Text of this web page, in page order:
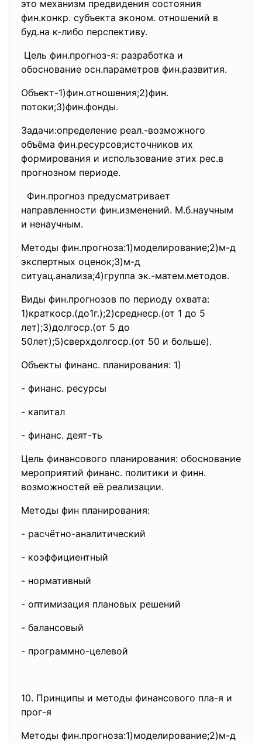
это механизм предвидения состояния
фин.конкр. субъекта эконом. отношений в
буд.на к-либо перспективу.
Цель фин.прогноз-я: разработка и
обоснование осн.параметров фин.развития.
Объект-1)фин.отношения;2)фин.
потоки;3)фин.фонды.
Задачи:определение реал.-возможного
объёма фин.ресурсов;источников их
формирования и использование этих рес.в
прогнозном периоде.
Фин.прогноз предусматривает
направленности фин.изменений. М.б.научным
и ненаучным.
Методы фин.прогноза:1)моделирование;2)м-д
экспертных оценок;3)м-д
ситуац.анализа;4)группа эк.-матем.методов.
Виды фин.прогнозов по периоду охвата:
1)краткоср.(до1г.);2)среднеср.(от 1 до 5
лет);3)долгоср.(от 5 до
50лет);5)сверхдолгоср.(от 50 и больше).
Объекты финанс. планирования: 1)
- финанс. ресурсы
- капитал
- финанс. деят-ть
Цель финансового планирования: обоснование
мероприятий финанс. политики и финн.
возможностей её реализации.
Методы фин планирования:
- расчётно-аналитический
- коэффициентный
- нормативный
- оптимизация плановых решений
- балансовый
- программно-целевой
10. Принципы и методы финансового пла-я и
прог-я
Методы фин.прогноза:1)моделирование;2)м-д